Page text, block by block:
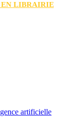
LIBRAIRIE
artificielle